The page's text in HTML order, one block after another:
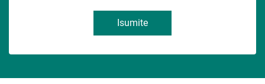
Isumite